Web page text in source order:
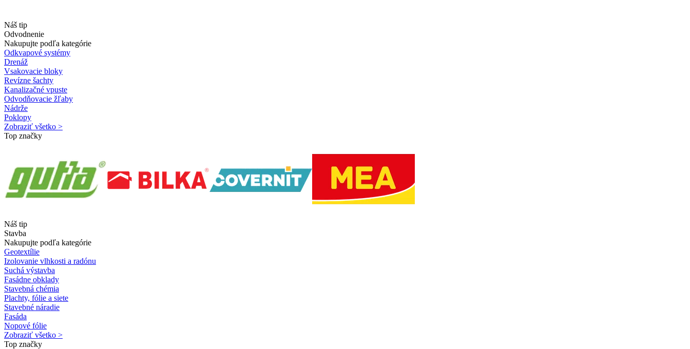
Náš tip
Odvodnenie
Nakupujte podľa kategórie
Odkvapové systémy
Drenáž
Vsakovacie bloky
Revízne šachty
Kanalizačné vpuste
Odvodňovacie žľaby
Nádrže
Poklopy
Zobraziť všetko >
Top značky
Náš tip
Stavba
Nakupujte podľa kategórie
Geotextílie
Izolovanie vlhkosti a radónu
Suchá výstavba
Fasádne obklady
Stavebná chémia
Plachty, fólie a siete
Stavebné náradie
Fasáda
Nopové fólie
Zobraziť všetko >
Top značky